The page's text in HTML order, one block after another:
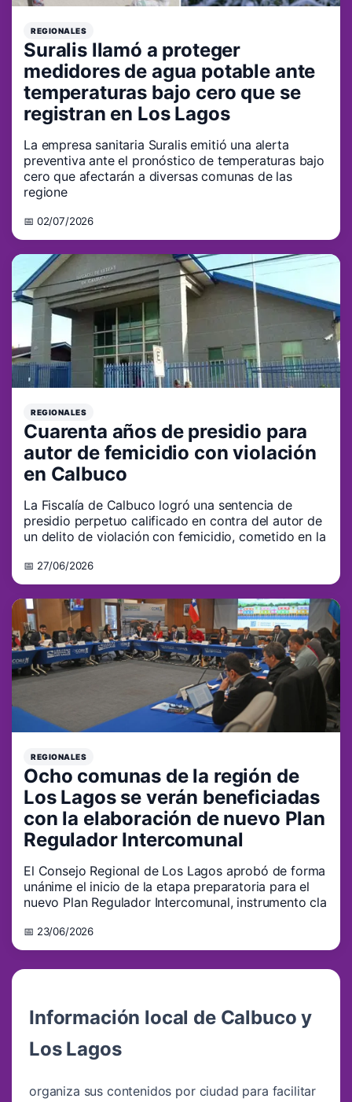
REGIONALES
Suralis llamó a proteger
medidores de agua potable ante
temperaturas bajo cero que se
registran en Los Lagos
La empresa sanitaria Suralis emitió una alerta
preventiva ante el pronóstico de temperaturas bajo
cero que afectarán a diversas comunas de las
regione
📅 02/07/2026
REGIONALES
Cuarenta años de presidio para
autor de femicidio con violación
en Calbuco
La Fiscalía de Calbuco logró una sentencia de
presidio perpetuo calificado en contra del autor de
un delito de violación con femicidio, cometido en la
📅 27/06/2026
REGIONALES
Ocho comunas de la región de
Los Lagos se verán beneficiadas
con la elaboración de nuevo Plan
Regulador Intercomunal
El Consejo Regional de Los Lagos aprobó de forma
unánime el inicio de la etapa preparatoria para el
nuevo Plan Regulador Intercomunal, instrumento cla
📅 23/06/2026
Información local de Calbuco y
Los Lagos
organiza sus contenidos por ciudad para facilitar